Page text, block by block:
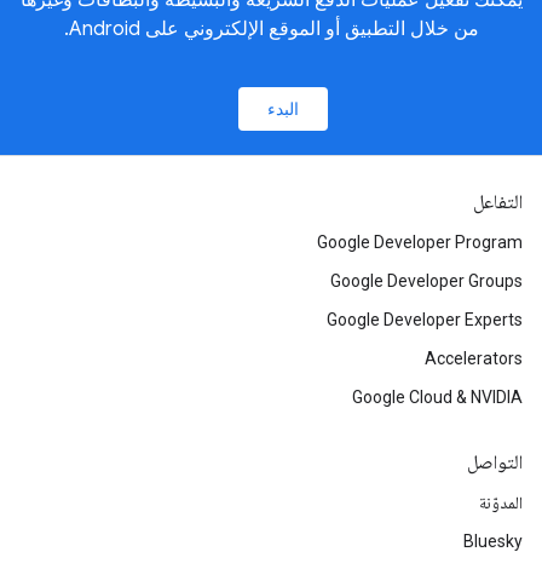
من خلال التطبيق أو الموقع الإلكتروني على Android.
البدء
التفاعل
Google Developer Program
Google Developer Groups
Google Developer Experts
Accelerators
Google Cloud & NVIDIA
التواصل
المدوّنة
Bluesky